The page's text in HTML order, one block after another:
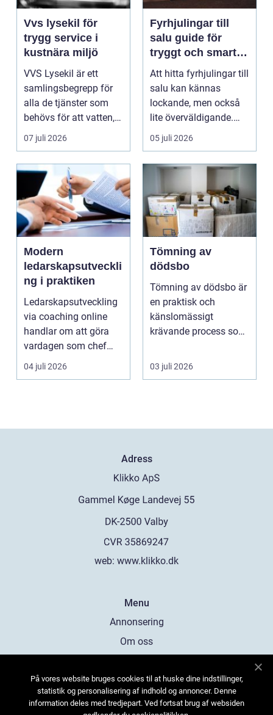
Vvs lysekil för
trygg service i
kustnära miljö
VVS Lysekil är ett
samlingsbegrepp för
alla de tjänster som
behövs för att vatten,
värme och avlopp ...
07 juli 2026
Fyrhjulingar till
salu guide för
tryggt och smart
köp
Att hitta fyrhjulingar till
salu kan kännas
lockande, men också
lite överväldigande.
Utbudet är stor...
05 juli 2026
Modern
ledarskapsutveckli
ng i praktiken
Ledarskapsutveckling
via coaching online
handlar om att göra
vardagen som chef
både mer h...
04 juli 2026
Tömning av
dödsbo
Tömning av dödsbo är
en praktisk och
känslomässigt
krävande process som
gång ell...
03 juli 2026
Adress
web: www.klikko.dk
Menu
Annonsering
Om oss
Kontakta oss
Sitemap
På vores website bruges cookies til at huske dine indstillinger,
statistik og personalisering af indhold og annoncer. Denne
information deles med tredjepart. Ved fortsat brug af websiden